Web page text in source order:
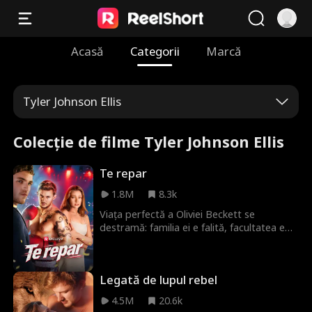
Acasă Categorii Marcă
Tyler Johnson Ellis
Colecție de filme Tyler Johnson Ellis
Te repar
1.8M
8.3k
Viața perfectă a Oliviei Beckett se
destramă: familia ei e falită, facultatea e
lucrează noaptea într-un bar pentru a fugi
de trecut. Când o salvează pe Olivia de
fostul iubit, între ei se aprinde o scânteie.
Legată de lupul rebel
4.5M
20.6k